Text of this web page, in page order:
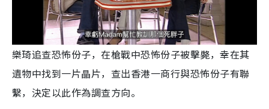
樂琦追查恐怖份子，在槍戰中恐怖份子被擊斃，幸在其
遺物中找到一片晶片，查出香港一商行與恐怖份子有聯
繫，決定以此作為調查方向。